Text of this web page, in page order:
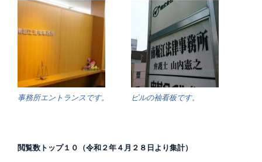
事務所エントランスです。 ビルの袖看板です。
閲覧数トップ１０（令和２年４月２８日より集計）